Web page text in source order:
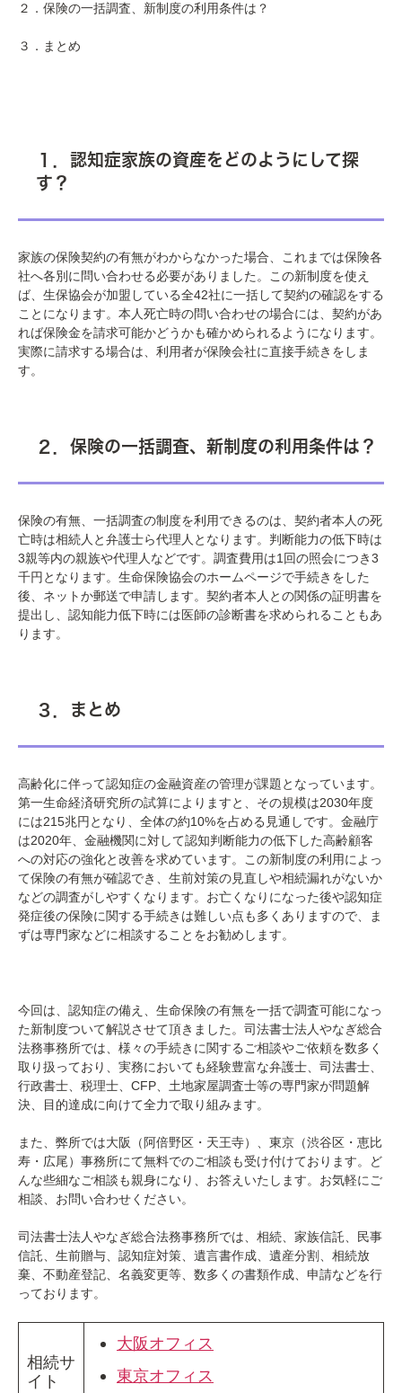
２．保険の一括調査、新制度の利用条件は？
３．まとめ
１．認知症家族の資産をどのようにして探
す？
家族の保険契約の有無がわからなかった場合、これまでは保険各
社へ各別に問い合わせる必要がありました。この新制度を使え
ば、生保協会が加盟している全42社に一括して契約の確認をする
ことになります。本人死亡時の問い合わせの場合には、契約があ
れば保険金を請求可能かどうかも確かめられるようになります。
実際に請求する場合は、利用者が保険会社に直接手続きをしま
す。
２．保険の一括調査、新制度の利用条件は？
保険の有無、一括調査の制度を利用できるのは、契約者本人の死
亡時は相続人と弁護士ら代理人となります。判断能力の低下時は
3親等内の親族や代理人などです。調査費用は1回の照会につき3
千円となります。生命保険協会のホームページで手続きをした
後、ネットか郵送で申請します。契約者本人との関係の証明書を
提出し、認知能力低下時には医師の診断書を求められることもあ
ります。
３．まとめ
高齢化に伴って認知症の金融資産の管理が課題となっています。
第一生命経済研究所の試算によりますと、その規模は2030年度
には215兆円となり、全体の約10%を占める見通しです。金融庁
は2020年、金融機関に対して認知判断能力の低下した高齢顧客
への対応の強化と改善を求めています。この新制度の利用によっ
て保険の有無が確認でき、生前対策の見直しや相続漏れがないか
などの調査がしやすくなります。お亡くなりになった後や認知症
発症後の保険に関する手続きは難しい点も多くありますので、ま
ずは専門家などに相談することをお勧めします。
今回は、認知症の備え、生命保険の有無を一括で調査可能になっ
た新制度ついて解説させて頂きました。司法書士法人やなぎ総合
法務事務所では、様々の手続きに関するご相談やご依頼を数多く
取り扱っており、実務においても経験豊富な弁護士、司法書士、
行政書士、税理士、CFP、土地家屋調査士等の専門家が問題解
決、目的達成に向けて全力で取り組みます。
また、弊所では大阪（阿倍野区・天王寺）、東京（渋谷区・恵比
寿・広尾）事務所にて無料でのご相談も受け付けております。ど
んな些細なご相談も親身になり、お答えいたします。お気軽にご
相談、お問い合わせください。
司法書士法人やなぎ総合法務事務所では、相続、家族信託、民事
信託、生前贈与、認知症対策、遺言書作成、遺産分割、相続放
棄、不動産登記、名義変更等、数多くの書類作成、申請などを行
っております。
相続サ
イト
大阪オフィス
東京オフィス